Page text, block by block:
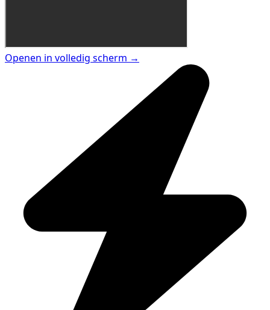
Openen in volledig scherm →